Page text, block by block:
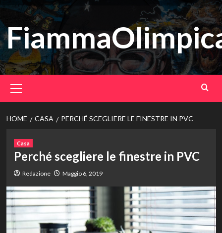
Vai
al
contenuto
principale
HOME CASA PERCHÉ SCEGLIERE LE FINESTRE IN PVC
Casa
Perché scegliere le finestre in PVC
Redazione Maggio 6, 2019